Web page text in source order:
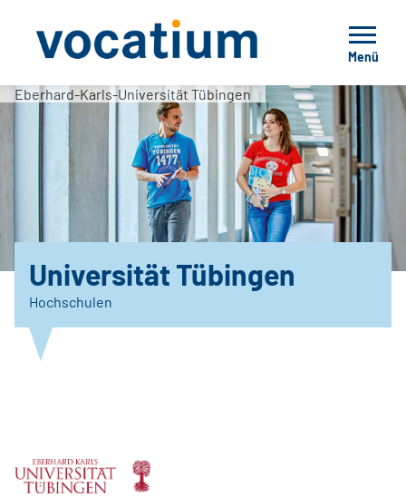
Menü
Eberhard-Karls-Universität Tübingen
Universität Tübingen
Hochschulen